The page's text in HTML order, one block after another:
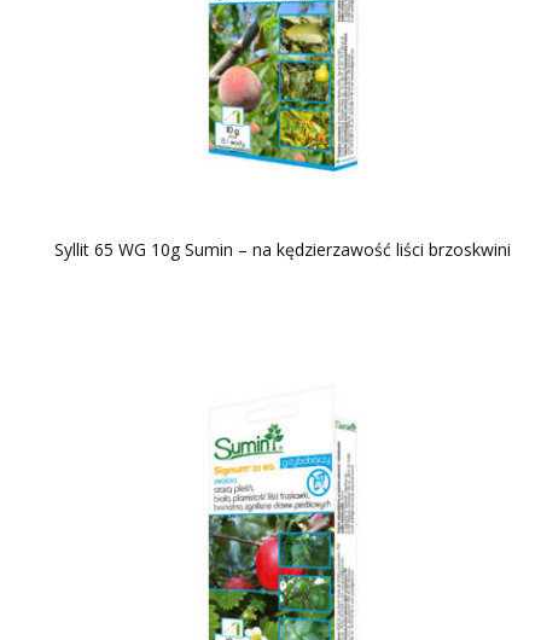
Syllit 65 WG 10g Sumin – na kędzierzawość liści brzoskwini